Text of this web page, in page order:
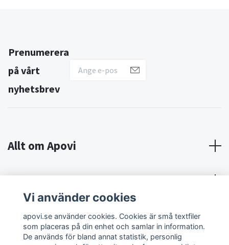
Prenumerera
på vårt
nyhetsbrev
Allt om Apovi
Om Apovi
Sociala medier
Vi använder cookies
apovi.se använder cookies. Cookies är små textfiler
som placeras på din enhet och samlar in information.
De används för bland annat statistik, personlig